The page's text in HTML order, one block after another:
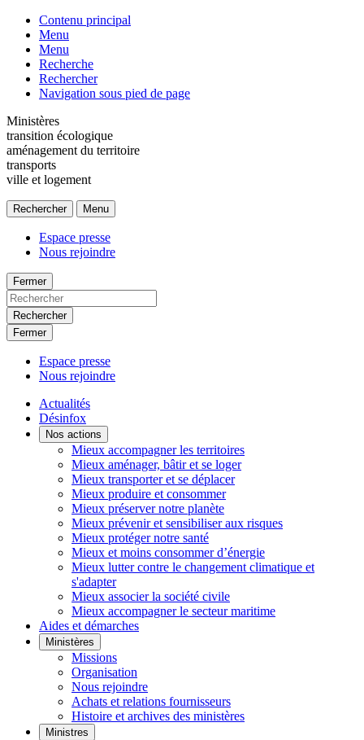
Contenu principal
Menu
Menu
Recherche
Rechercher
Navigation sous pied de page
Ministères
transition écologique
aménagement du territoire
transports
ville et logement
Rechercher Menu
Espace presse
Nous rejoindre
Fermer
Rechercher
Fermer
Espace presse
Nous rejoindre
Actualités
Désinfox
Nos actions
Mieux accompagner les territoires
Mieux aménager, bâtir et se loger
Mieux transporter et se déplacer
Mieux produire et consommer
Mieux préserver notre planète
Mieux prévenir et sensibiliser aux risques
Mieux protéger notre santé
Mieux et moins consommer d’énergie
Mieux lutter contre le changement climatique et
s'adapter
Mieux associer la société civile
Mieux accompagner le secteur maritime
Aides et démarches
Ministères
Missions
Organisation
Nous rejoindre
Achats et relations fournisseurs
Histoire et archives des ministères
Ministres